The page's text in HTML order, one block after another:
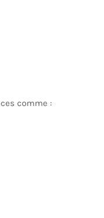
comme :